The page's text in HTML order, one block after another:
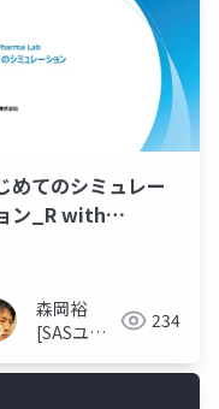
めてのシミュレー
ン_R with
森岡裕
[SASユー
話人]
234